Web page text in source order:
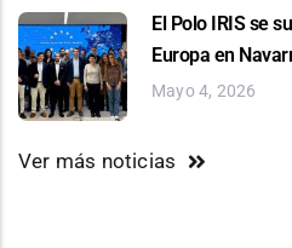
El Polo IRIS se
Europa en
Mayo 4, 2026
Ver más noticias